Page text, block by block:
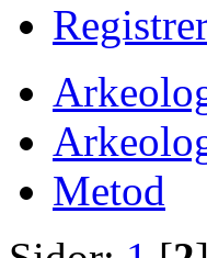
Metod